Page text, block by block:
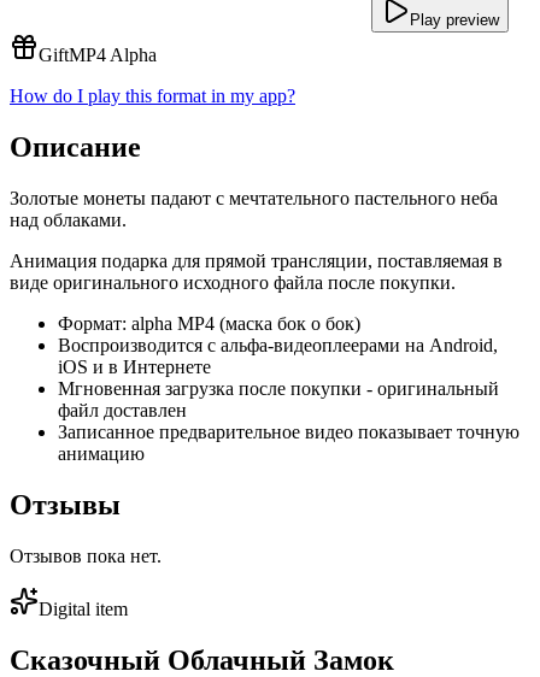
Play preview
GiftMP4 Alpha
How do I play this format in my app?
Описание
Золотые монеты падают с мечтательного пастельного неба
над облаками.
Анимация подарка для прямой трансляции, поставляемая в
виде оригинального исходного файла после покупки.
Формат: alpha MP4 (маска бок о бок)
Воспроизводится с альфа-видеоплеерами на Android,
iOS и в Интернете
Мгновенная загрузка после покупки - оригинальный
файл доставлен
Записанное предварительное видео показывает точную
анимацию
Отзывы
Отзывов пока нет.
Digital item
Сказочный Облачный Замок